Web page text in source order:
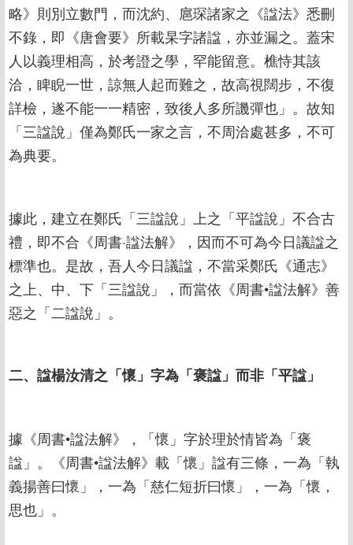
略》則別立數門，而沈約、扈琛諸家之《諡法》悉刪
不錄，即《唐會要》所載杲字諸諡，亦並漏之。蓋宋
人以義理相高，於考證之學，罕能留意。樵恃其該
洽，睥睨一世，諒無人起而難之，故高視闊步，不復
詳檢，遂不能一一精密，致後人多所譏彈也」。故知
「三諡說」僅為鄭氏一家之言，不周洽處甚多，不可
為典要。
據此，建立在鄭氏「三諡說」上之「平諡說」不合古
禮，即不合《周書·諡法解》，因而不可為今日議諡之
標準也。是故，吾人今日議諡，不當采鄭氏《通志》
之上、中、下「三諡說」，而當依《周書•諡法解》善
惡之「二諡說」。
二、諡楊汝清之「懷」字為「褒諡」而非「平諡」
據《周書•諡法解》，「懷」字於理於情皆為「褒
諡」。《周書•諡法解》載「懷」諡有三條，一為「執
義揚善曰懷」，一為「慈仁短折曰懷」，一為「懷，
思也」。